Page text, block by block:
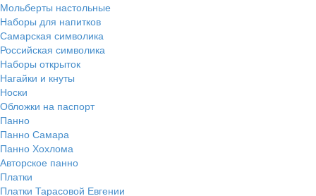
Мольберты настольные
Наборы для напитков
Самарская символика
Российская символика
Наборы открыток
Нагайки и кнуты
Носки
Обложки на паспорт
Панно
Панно Самара
Панно Хохлома
Авторское панно
Платки
Платки Тарасовой Евгении